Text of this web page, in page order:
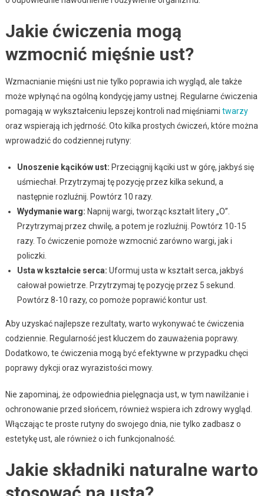
Jakie ćwiczenia mogą
wzmocnić mięśnie ust?
Wzmacnianie mięśni ust nie tylko poprawia ich wygląd, ale także
może wpłynąć na ogólną kondycję jamy ustnej. Regularne ćwiczenia
pomagają w wykształceniu lepszej kontroli nad mięśniami twarzy
oraz wspierają ich jędrność. Oto kilka prostych ćwiczeń, które można
wprowadzić do codziennej rutyny:
Unoszenie kącików ust: Przeciągnij kąciki ust w górę, jakbyś się
uśmiechał. Przytrzymaj tę pozycję przez kilka sekund, a
następnie rozluźnij. Powtórz 10 razy.
Wydymanie warg: Napnij wargi, tworząc kształt litery „O”.
Przytrzymaj przez chwilę, a potem je rozluźnij. Powtórz 10-15
razy. To ćwiczenie pomoże wzmocnić zarówno wargi, jak i
policzki.
Usta w kształcie serca: Uformuj usta w kształt serca, jakbyś
całował powietrze. Przytrzymaj tę pozycję przez 5 sekund.
Powtórz 8-10 razy, co pomoże poprawić kontur ust.
Aby uzyskać najlepsze rezultaty, warto wykonywać te ćwiczenia
codziennie. Regularność jest kluczem do zauważenia poprawy.
Dodatkowo, te ćwiczenia mogą być efektywne w przypadku chęci
poprawy dykcji oraz wyrazistości mowy.
Nie zapominaj, że odpowiednia pielęgnacja ust, w tym nawilżanie i
ochronowanie przed słońcem, również wspiera ich zdrowy wygląd.
Włączając te proste rutyny do swojego dnia, nie tylko zadbasz o
estetykę ust, ale również o ich funkcjonalność.
Jakie składniki naturalne warto